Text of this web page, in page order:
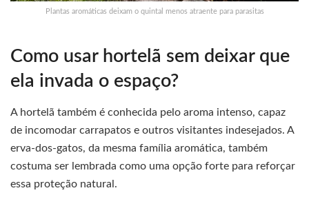
Plantas aromáticas deixam o quintal menos atraente para parasitas
Como usar hortelã sem deixar que
ela invada o espaço?
A hortelã também é conhecida pelo aroma intenso, capaz
de incomodar carrapatos e outros visitantes indesejados. A
erva-dos-gatos, da mesma família aromática, também
costuma ser lembrada como uma opção forte para reforçar
essa proteção natural.